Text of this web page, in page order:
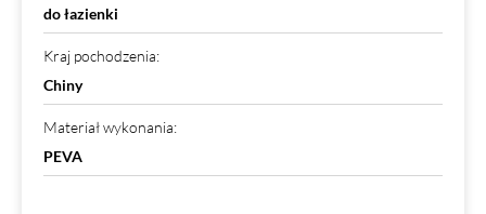
do łazienki
Kraj pochodzenia:
Chiny
Materiał wykonania:
PEVA